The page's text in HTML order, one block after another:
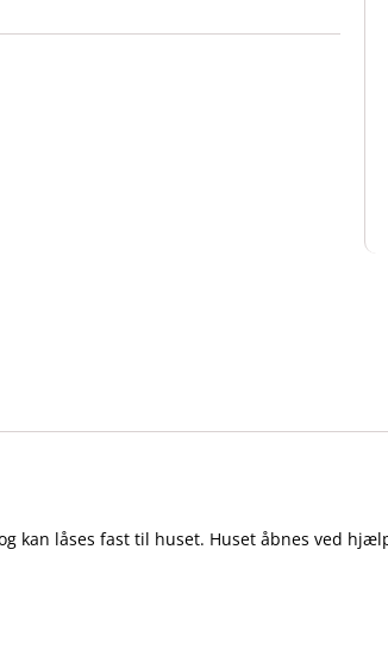
kan låses fast til huset. Huset åbnes ved